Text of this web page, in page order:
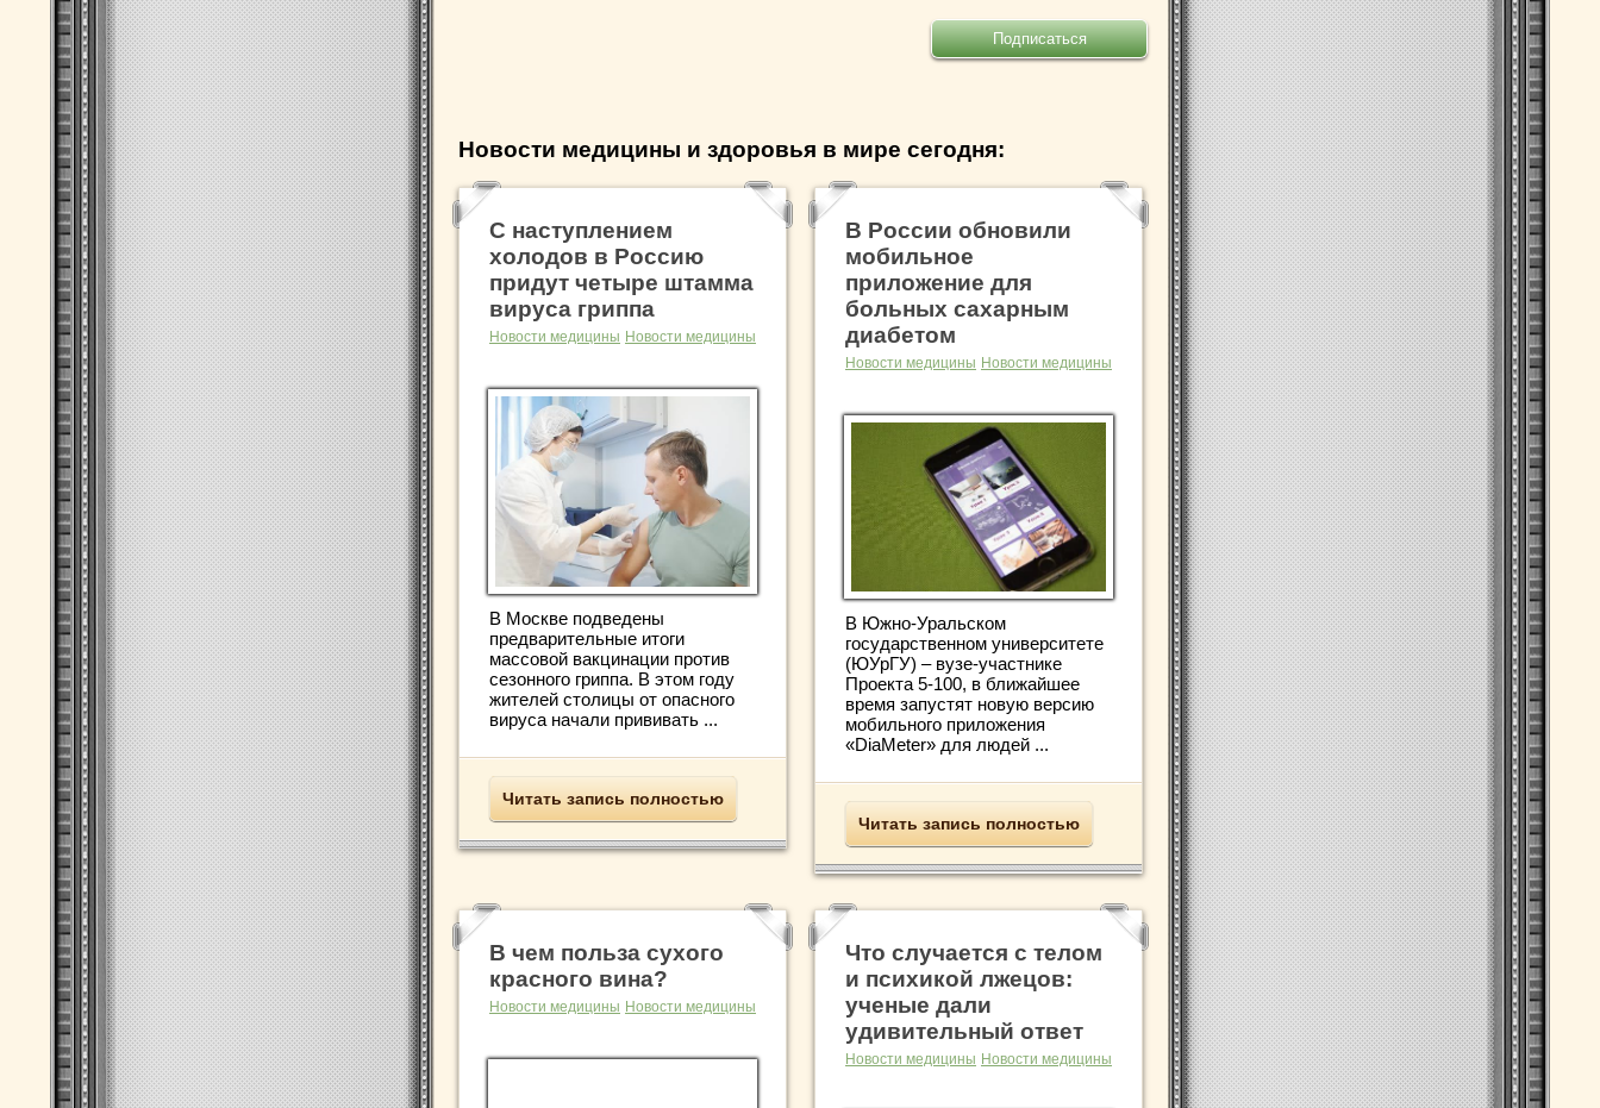
Новости медицины и здоровья в мире сегодня:
С наступлением
холодов в Россию
придут четыре штамма
вируса гриппа
Новости медицины Новости медицины
В Москве подведены
предварительные итоги
массовой вакцинации против
сезонного гриппа. В этом году
жителей столицы от опасного
вируса начали прививать ...
Читать запись полностью
В России обновили
мобильное
приложение для
больных сахарным
диабетом
Новости медицины Новости медицины
В Южно-Уральском
государственном университете
(ЮУрГУ) – вузе-участнике
Проекта 5-100, в ближайшее
время запустят новую версию
мобильного приложения
«DiaMeter» для людей ...
Читать запись полностью
В чем польза сухого
красного вина?
Новости медицины Новости медицины
Что случается с телом
и психикой лжецов:
ученые дали
удивительный ответ
Новости медицины Новости медицины